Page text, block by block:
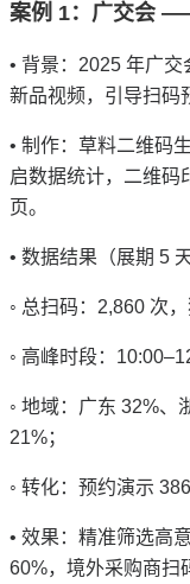
案例 1：广交会
• 背景： 2025 年广交
新品视频，引导扫码
• 制作：草料二维码
启数据统计，二维码
页。
• 数据结果（展期 5
◦ 总扫码： 2,860 次，
◦ 高峰时段：
◦ 地域：广东 32%、
21%；
◦ 转化：预约演示 386
• 效果：精准筛选高
60%，境外采购商扫